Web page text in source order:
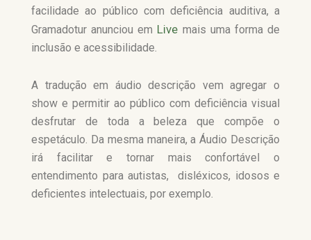
facilidade ao público com deficiência auditiva, a
Gramadotur anunciou em Live mais uma forma de
inclusão e acessibilidade.
A tradução em áudio descrição vem agregar o
show e permitir ao público com deficiência visual
desfrutar de toda a beleza que compõe o
espetáculo. Da mesma maneira, a Áudio Descrição
irá facilitar e tornar mais confortável o
entendimento para autistas, disléxicos, idosos e
deficientes intelectuais, por exemplo.